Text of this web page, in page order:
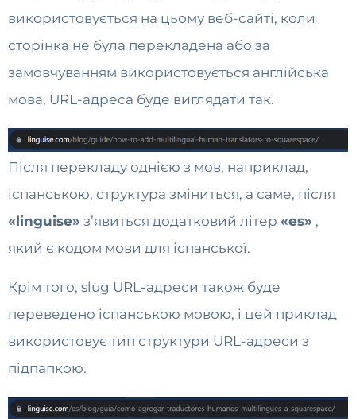
використовується на цьому веб-сайті, коли
сторінка не була перекладена або за
замовчуванням використовується англійська
мова, URL-адреса буде виглядати так.
Після перекладу однією з мов, наприклад,
іспанською, структура зміниться, а саме, після
«linguise» з’явиться додатковий літер «es» ,
який є кодом мови для іспанської.
Крім того, slug URL-адреси також буде
переведено іспанською мовою, і цей приклад
використовує тип структури URL-адреси з
підпапкою.